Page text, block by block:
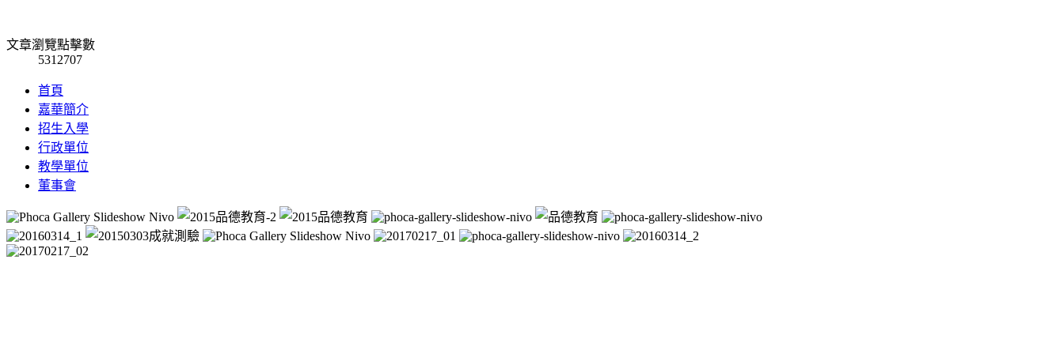
文章瀏覽點擊數
5312707
首頁
嘉華簡介
招生入學
行政單位
教學單位
董事會